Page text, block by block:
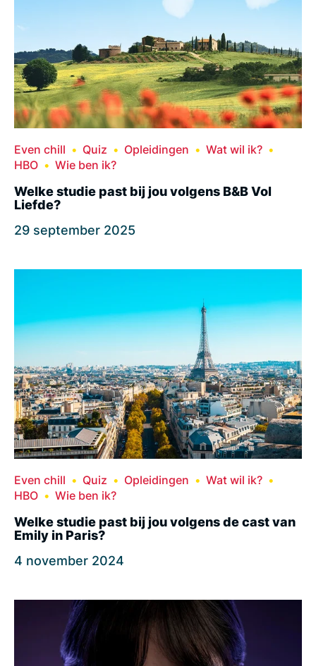
Even chill Quiz Opleidingen
Wat wil ik?
HBO
Wie ben ik?
Welke studie past bij jou volgens B&B Vol
Liefde?
29 september 2025
Even chill Quiz Opleidingen
Wat wil ik?
HBO
Wie ben ik?
Welke studie past bij jou volgens de cast van
Emily in Paris?
4 november 2024